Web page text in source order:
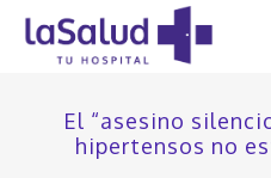
El “asesino
hipertensos no